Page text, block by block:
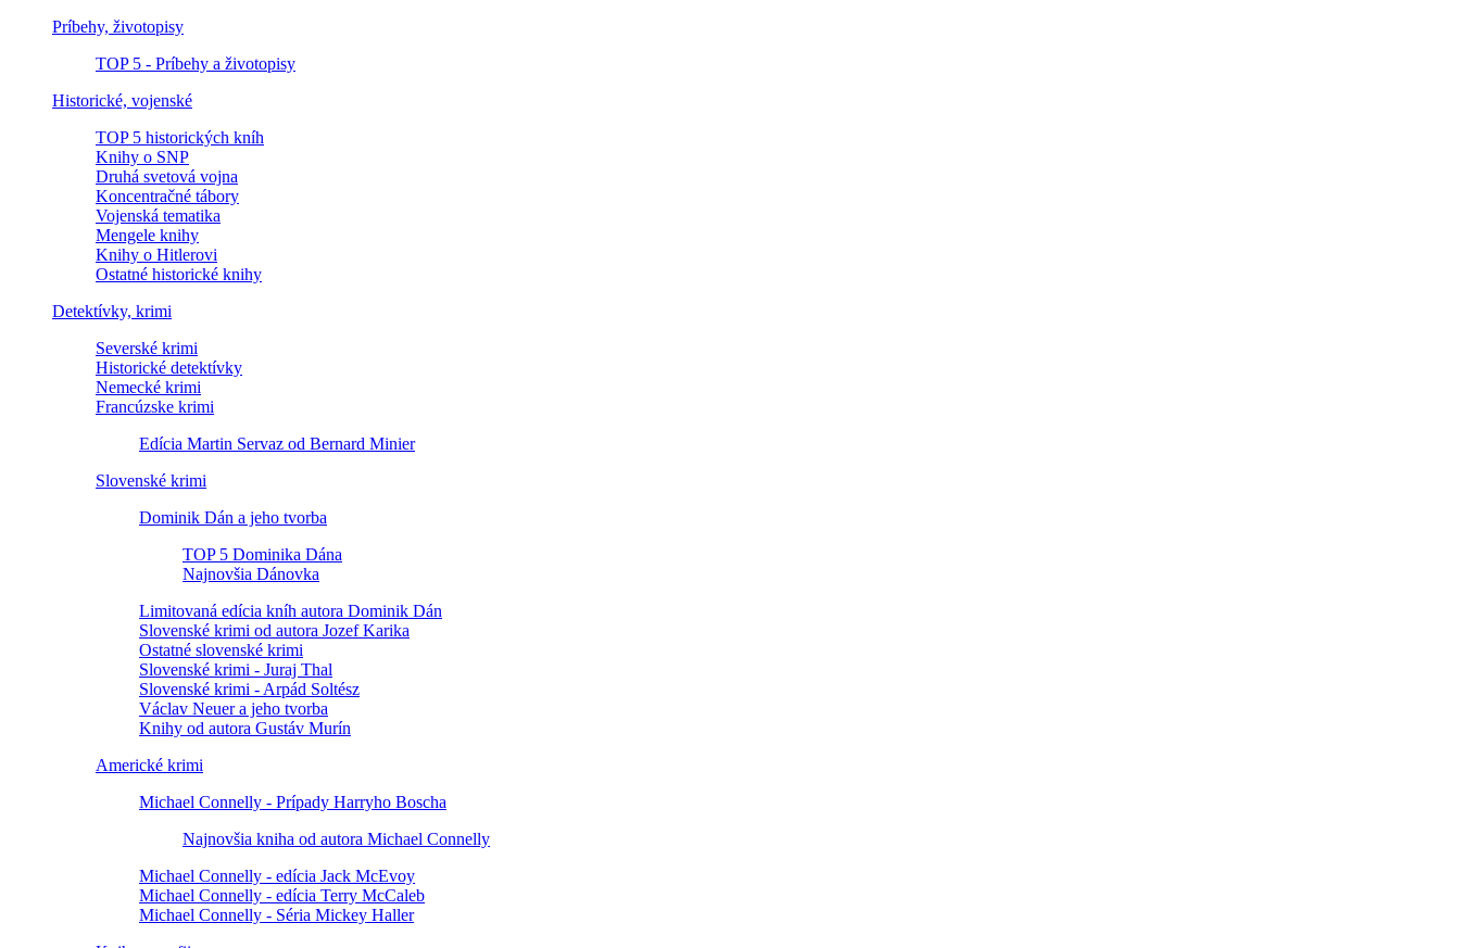
Príbehy, životopisy
TOP 5 - Príbehy a životopisy
Historické, vojenské
TOP 5 historických kníh
Knihy o SNP
Druhá svetová vojna
Koncentračné tábory
Vojenská tematika
Mengele knihy
Knihy o Hitlerovi
Ostatné historické knihy
Detektívky, krimi
Severské krimi
Historické detektívky
Nemecké krimi
Francúzske krimi
Edícia Martin Servaz od Bernard Minier
Slovenské krimi
Dominik Dán a jeho tvorba
TOP 5 Dominika Dána
Najnovšia Dánovka
Limitovaná edícia kníh autora Dominik Dán
Slovenské krimi od autora Jozef Karika
Ostatné slovenské krimi
Slovenské krimi - Juraj Thal
Slovenské krimi - Arpád Soltész
Václav Neuer a jeho tvorba
Knihy od autora Gustáv Murín
Americké krimi
Michael Connelly - Prípady Harryho Boscha
Najnovšia kniha od autora Michael Connelly
Michael Connelly - edícia Jack McEvoy
Michael Connelly - edícia Terry McCaleb
Michael Connelly - Séria Mickey Haller